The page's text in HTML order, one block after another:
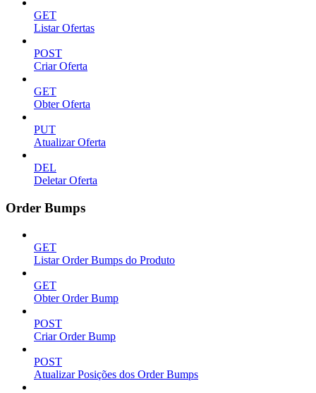
GET
Listar Ofertas
POST
Criar Oferta
GET
Obter Oferta
PUT
Atualizar Oferta
DEL
Deletar Oferta
Order Bumps
GET
Listar Order Bumps do Produto
GET
Obter Order Bump
POST
Criar Order Bump
POST
Atualizar Posições dos Order Bumps